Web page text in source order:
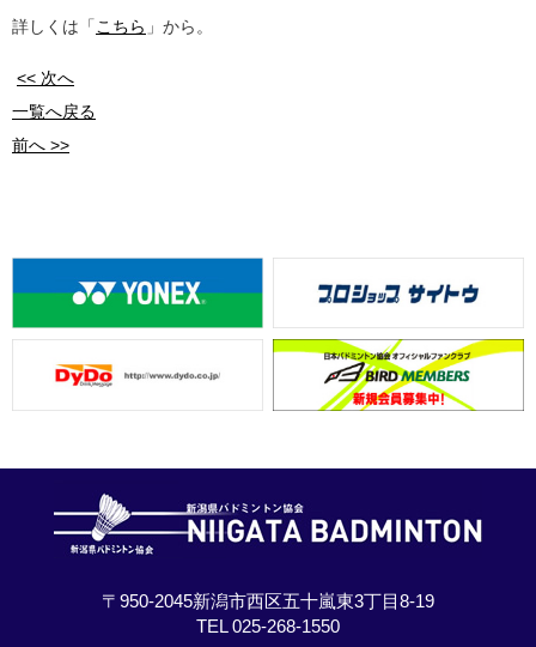
詳しくは「 こちら 」から。
<< 次へ
一覧へ戻る
前へ >>
〒950-2045新潟市西区五十嵐東3丁目8-19
TEL 025-268-1550